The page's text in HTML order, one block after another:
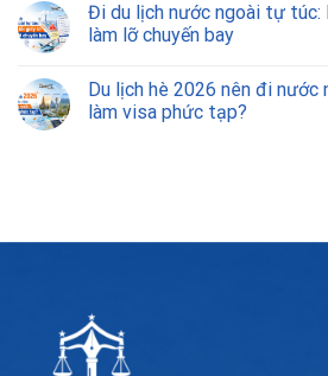
Đi du lịch nước ngoài tự túc:
làm lỡ chuyến bay
Du lịch hè 2026 nên đi nước
làm visa phức tạp?